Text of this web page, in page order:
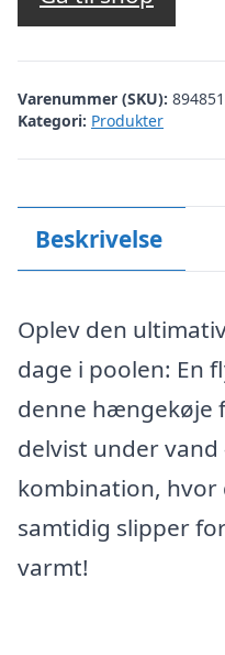
Varenummer (SKU):
Kategori: Produkter
Beskrivelse
Oplev den
dage i poolen: En
denne hængekøje
delvist under vand
kombination, hvor
samtidig slipper
varmt!